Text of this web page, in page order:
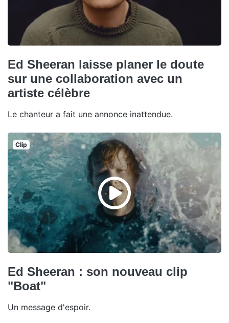
Ed Sheeran laisse planer le doute
sur une collaboration avec un
artiste célèbre
Le chanteur a fait une annonce inattendue.
Clip
Ed Sheeran : son nouveau clip
"Boat"
Un message d'espoir.